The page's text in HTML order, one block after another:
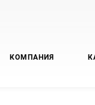
КОМПАНИЯ